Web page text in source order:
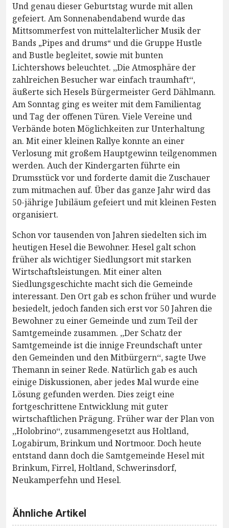
Und genau dieser Geburtstag wurde mit allen
gefeiert. Am Sonnenabendabend wurde das
Mittsommerfest von mittelalterlicher Musik der
Bands „Pipes and drums“ und die Gruppe Hustle
and Bustle begleitet, sowie mit bunten
Lichtershows beleuchtet. ,,Die Atmosphäre der
zahlreichen Besucher war einfach traumhaft‘‘,
äußerte sich Hesels Bürgermeister Gerd Dählmann.
Am Sonntag ging es weiter mit dem Familientag
und Tag der offenen Türen. Viele Vereine und
Verbände boten Möglichkeiten zur Unterhaltung
an. Mit einer kleinen Rallye konnte an einer
Verlosung mit großem Hauptgewinn teilgenommen
werden. Auch der Kindergarten führte ein
Drumsstück vor und forderte damit die Zuschauer
zum mitmachen auf. Über das ganze Jahr wird das
50-jährige Jubiläum gefeiert und mit kleinen Festen
organisiert.
Schon vor tausenden von Jahren siedelten sich im
heutigen Hesel die Bewohner. Hesel galt schon
früher als wichtiger Siedlungsort mit starken
Wirtschaftsleistungen. Mit einer alten
Siedlungsgeschichte macht sich die Gemeinde
interessant. Den Ort gab es schon früher und wurde
besiedelt, jedoch fanden sich erst vor 50 Jahren die
Bewohner zu einer Gemeinde und zum Teil der
Samtgemeinde zusammen. ,,Der Schatz der
Samtgemeinde ist die innige Freundschaft unter
den Gemeinden und den Mitbürgern‘‘, sagte Uwe
Themann in seiner Rede. Natürlich gab es auch
einige Diskussionen, aber jedes Mal wurde eine
Lösung gefunden werden. Dies zeigt eine
fortgeschrittene Entwicklung mit guter
wirtschaftlichen Prägung. Früher war der Plan von
,,Holobrino‘‘, zusammengesetzt aus Holtland,
Logabirum, Brinkum und Nortmoor. Doch heute
entstand dann doch die Samtgemeinde Hesel mit
Brinkum, Firrel, Holtland, Schwerinsdorf,
Neukamperfehn und Hesel.
Ähnliche Artikel